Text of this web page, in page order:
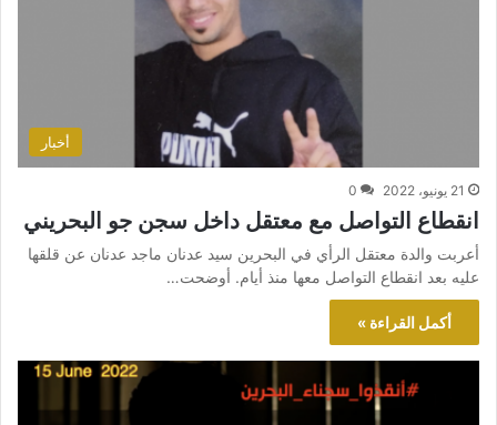
أخبار
21 يونيو، 2022 0
انقطاع التواصل مع معتقل داخل سجن جو البحريني
أعربت والدة معتقل الرأي في البحرين سيد عدنان ماجد عدنان عن قلقها
عليه بعد انقطاع التواصل معها منذ أيام. أوضحت…
أكمل القراءة »